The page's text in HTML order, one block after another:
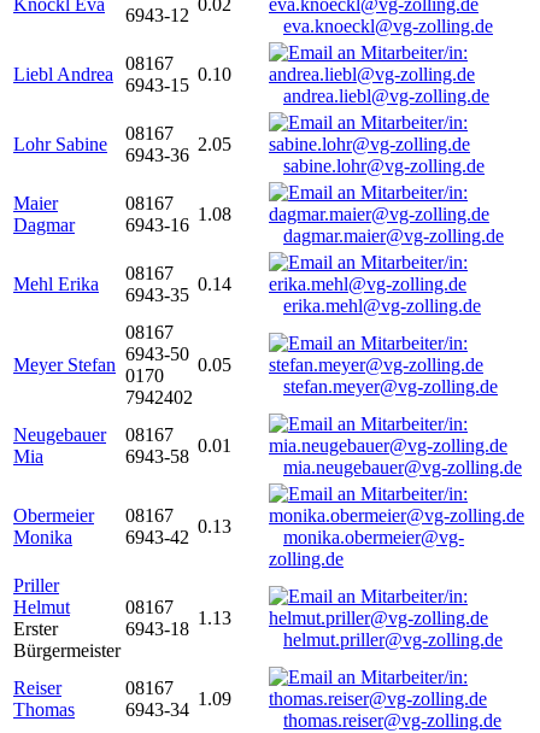
Knöckl Eva
6943-12
0.02
eva.knoeckl@vg-zolling.de
Liebl Andrea
08167
6943-15
0.10
andrea.liebl@vg-zolling.de
Lohr Sabine
08167
6943-36
2.05
sabine.lohr@vg-zolling.de
Maier
Dagmar
08167
6943-16
1.08
dagmar.maier@vg-zolling.de
Mehl Erika
08167
6943-35
0.14
erika.mehl@vg-zolling.de
Meyer Stefan
08167
6943-50
0170
7942402
0.05
stefan.meyer@vg-zolling.de
Neugebauer
Mia
08167
6943-58
0.01
mia.neugebauer@vg-zolling.de
Obermeier
Monika
08167
6943-42
0.13
monika.obermeier@vg-
zolling.de
Priller
Helmut
Erster
Bürgermeister
08167
6943-18
1.13
helmut.priller@vg-zolling.de
Reiser
Thomas
08167
6943-34
1.09
thomas.reiser@vg-zolling.de